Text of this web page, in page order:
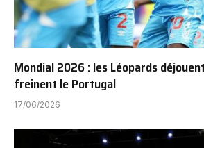
Mondial 2026 : les Léopards
freinent le Portugal
17/06/2026